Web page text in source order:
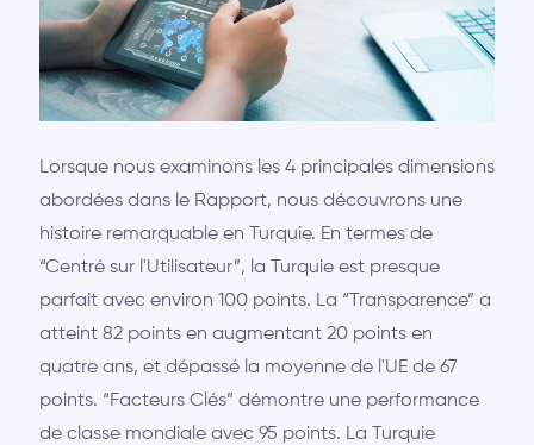
Lorsque nous examinons les 4 principales dimensions
abordées dans le Rapport, nous découvrons une
histoire remarquable en Turquie. En termes de
“Centré sur l'Utilisateur”, la Turquie est presque
parfait avec environ 100 points. La “Transparence” a
atteint 82 points en augmentant 20 points en
quatre ans, et dépassé la moyenne de l'UE de 67
points. “Facteurs Clés” démontre une performance
de classe mondiale avec 95 points. La Turquie